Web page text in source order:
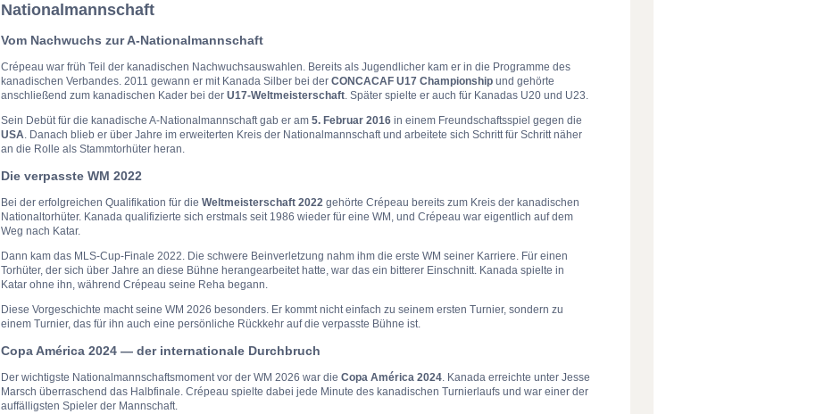
Nationalmannschaft
Vom Nachwuchs zur A-Nationalmannschaft
Crépeau war früh Teil der kanadischen Nachwuchsauswahlen. Bereits als Jugendlicher kam er in die Programme des
kanadischen Verbandes. 2011 gewann er mit Kanada Silber bei der CONCACAF U17 Championship und gehörte
anschließend zum kanadischen Kader bei der U17-Weltmeisterschaft. Später spielte er auch für Kanadas U20 und U23.
Sein Debüt für die kanadische A-Nationalmannschaft gab er am 5. Februar 2016 in einem Freundschaftsspiel gegen die
USA. Danach blieb er über Jahre im erweiterten Kreis der Nationalmannschaft und arbeitete sich Schritt für Schritt näher
an die Rolle als Stammtorhüter heran.
Die verpasste WM 2022
Bei der erfolgreichen Qualifikation für die Weltmeisterschaft 2022 gehörte Crépeau bereits zum Kreis der kanadischen
Nationaltorhüter. Kanada qualifizierte sich erstmals seit 1986 wieder für eine WM, und Crépeau war eigentlich auf dem
Weg nach Katar.
Dann kam das MLS-Cup-Finale 2022. Die schwere Beinverletzung nahm ihm die erste WM seiner Karriere. Für einen
Torhüter, der sich über Jahre an diese Bühne herangearbeitet hatte, war das ein bitterer Einschnitt. Kanada spielte in
Katar ohne ihn, während Crépeau seine Reha begann.
Diese Vorgeschichte macht seine WM 2026 besonders. Er kommt nicht einfach zu seinem ersten Turnier, sondern zu
einem Turnier, das für ihn auch eine persönliche Rückkehr auf die verpasste Bühne ist.
Copa América 2024 — der internationale Durchbruch
Der wichtigste Nationalmannschaftsmoment vor der WM 2026 war die Copa América 2024. Kanada erreichte unter Jesse
Marsch überraschend das Halbfinale. Crépeau spielte dabei jede Minute des kanadischen Turnierlaufs und war einer der
auffälligsten Spieler der Mannschaft.